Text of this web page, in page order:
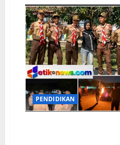
Ensiklik
Pertama
Paus
Leo
XIV
Bertajuk
Magnifica
Humanitas,
Ketum
PWGI
Luncurkan
Buku
Etika
Kristen
Digital
PENDIDIKAN